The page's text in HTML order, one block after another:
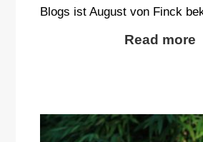
Blogs ist August von Finck
Read more